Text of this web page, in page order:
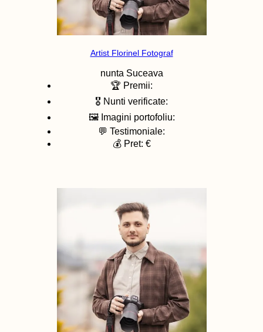
Artist Florinel Fotograf
nunta Suceava
🏆 Premii:
🎖️ Nunti verificate:
🖼️ Imagini portofoliu:
💬 Testimoniale:
💰 Pret: €